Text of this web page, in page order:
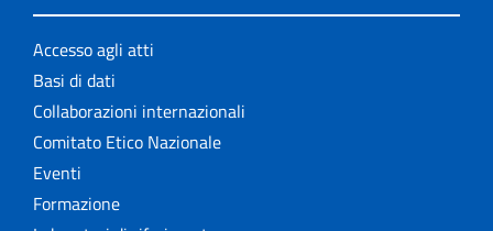
Accesso agli atti
Basi di dati
Collaborazioni internazionali
Comitato Etico Nazionale
Eventi
Formazione